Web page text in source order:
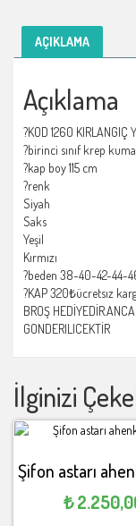
AÇIKLAMA
Açıklama
?KOD 1260 KIRLANGIÇ
?birinci sınıf krep
?kap boy 115 cm
?renk
Siyah
Saks
Yeşil
Kırmızı
?beden 38-40-42-44-
?KAP 320₺ücretsız
BROŞ
GONDERILICEKTİR
İlginizi
Şifon astarı
₺